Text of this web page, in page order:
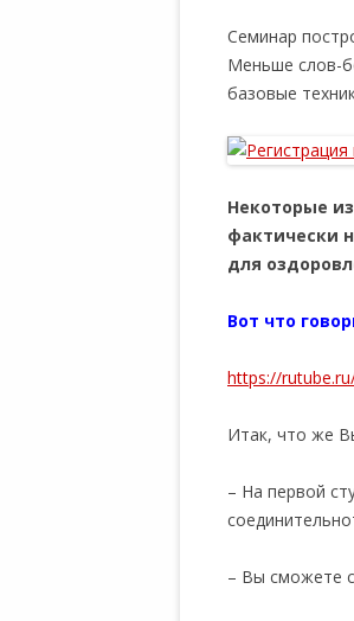
Семинар
Меньше слов-
базовые
Некоторые
фактически
для
Вот что
https://
Итак, что же
– На первой
– Вы сможете